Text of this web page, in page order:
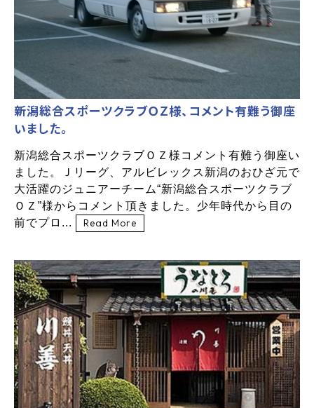
新潟総合スポーツクラブＯＺ様、コメント有難う御座
いました。
新潟総合スポーツクラブＯＺ様コメント有難う御座い
ました。Ｊリーグ、アルビレックス新潟のおひざ元で
大活躍のジュニアーチーム“新潟総合スポーツクラブ
ＯＺ”様からコメント頂きました。少年時代から目の
前でプロ...
Read More